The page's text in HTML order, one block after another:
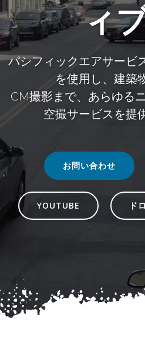
ィ
パシフィックエアサービ
を使用し、建築
CM撮影まで、あらゆる
空撮サービスを提
お問い合わせ
YOUTUBE ド